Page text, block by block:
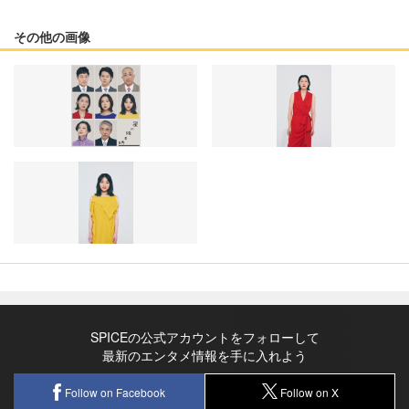
その他の画像
SPICEの公式アカウントをフォローして
最新のエンタメ情報を手に入れよう
Follow on Facebook Follow on X